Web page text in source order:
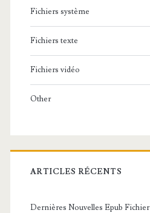
Fichiers système
Fichiers texte
Fichiers vidéo
Other
ARTICLES RÉCENTS
Dernières Nouvelles Epub Fichier